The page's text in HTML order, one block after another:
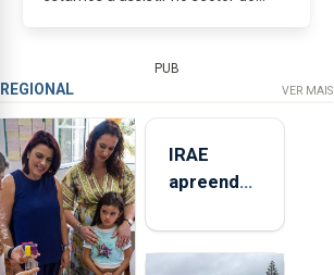
PUB
REGIONAL VER MAIS
IRAE
apreendeu
toneladas
de